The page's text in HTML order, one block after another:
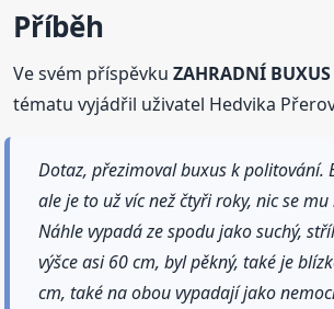
Příběh
Ve svém příspěvkuZAHRADNÍ BUXUS
tématu vyjádřil uživatel Hedvika
Dotaz, přezimoval buxus k politování.
ale je to už víc než čtyři roky, nic se
Náhle vypadá ze spodu jako suchý,
výšce asi 60 cm, byl pěkný, také je
cm, také na obou vypadají jako